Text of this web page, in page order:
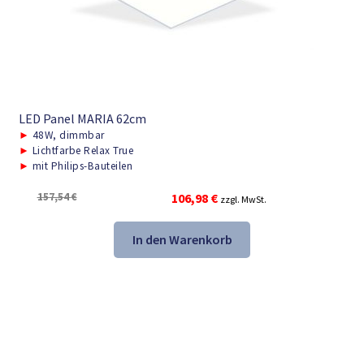
LED Panel MARIA 62cm
► 48W, dimmbar
► Lichtfarbe Relax True
► mit Philips-Bauteilen
157,54€
Ursprünglicher
Preis
war:
157,54 €
106,98 €Aktueller
Preis
ist:
106,98 €.
zzgl. MwSt.
In den Warenkorb